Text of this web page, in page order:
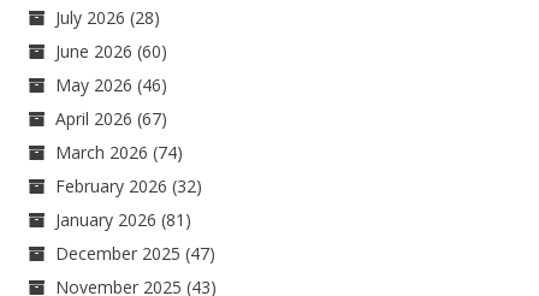
July 2026 (28)
June 2026 (60)
May 2026 (46)
April 2026 (67)
March 2026 (74)
February 2026 (32)
January 2026 (81)
December 2025 (47)
November 2025 (43)